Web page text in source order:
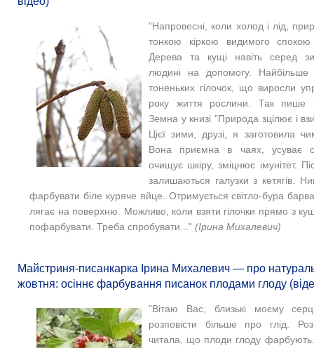
"Напровесні, коли холод і лід,
тонкою кіркою видимого спокою
Дерева та кущі навіть серед
людині на допомогу.
тоненьких гілочок, що виросли
року життя рослини. Так пише
Земна у книзі ”Природа зцілює і
Цієї зими, друзі, я заготовила
Вона приємна в чаях, усуває
очищує шкіру, зміцнює імунітет.
залишаються галузки з кетягів.
фарбувати біле куряче яйце. Отримується світло-бура
лягає на поверхню. Можливо, коли взяти гілочки прямо з
пофарбувати. Треба спробувати..." (Ірина Михалевич)
Майстриня-писанкарка Ірина Михалевич — про
жовтня: осіннє фарбування писанок плодами глоду
"Вітаю Вас, близькі моєму
розповісти більше про глід.
читала, що плоди глоду фарбують.